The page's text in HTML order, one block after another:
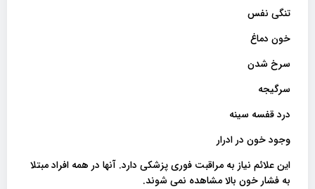
تنگی نفس
خون دماغ
سرخ شدن
سرگیجه
درد قفسه سینه
وجود خون در ادرار
این علائم نیاز به مراقبت فوری پزشکی دارد. آنها در همه افراد مبتلا
به فشار خون بالا مشاهده نمی شوند.